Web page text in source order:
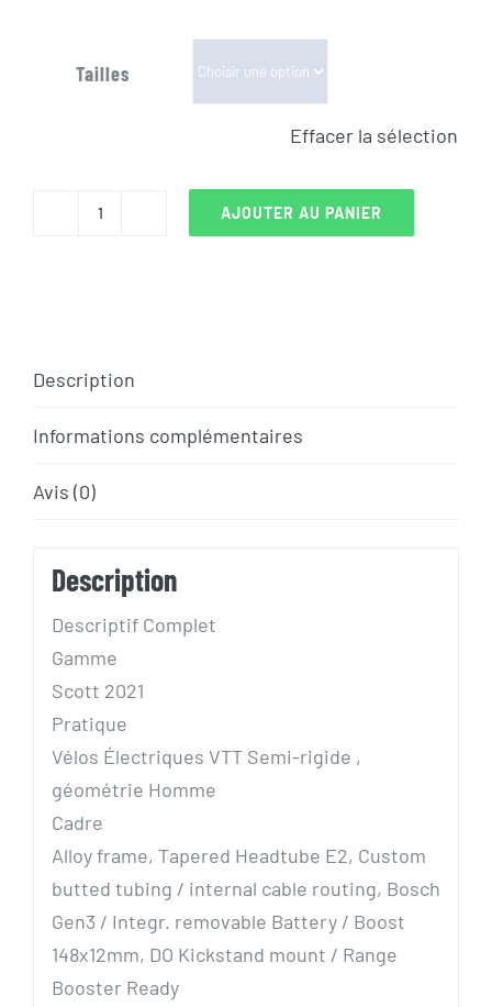
Tailles
Effacer la sélection
ASPECT
ERIDE
AJOUTER AU PANIER
Description
Informations complémentaires
Avis (0)
Description
Descriptif Complet
Gamme
Scott 2021
Pratique
Vélos Électriques VTT Semi-rigide ,
géométrie Homme
Cadre
Alloy frame, Tapered Headtube E2, Custom
butted tubing / internal cable routing, Bosch
Gen3 / Integr. removable Battery / Boost
148x12mm, DO Kickstand mount / Range
Booster Ready